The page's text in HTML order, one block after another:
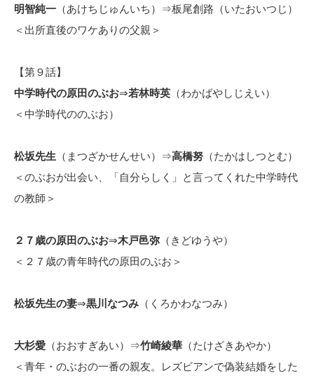
明智純一 （あけちじゅんいち）⇒板尾創路（いたおいつじ）
＜出所直後のワケありの父親＞
【第９話】
中学時代の原田のぶお⇒若林時英 （わかばやしじえい）
＜中学時代ののぶお）
松坂先生 （まつざかせんせい）⇒高橋努 （たかはしつとむ）
＜のぶおが出会い、「自分らしく」と言ってくれた中学時代
の教師＞
２７歳の原田のぶお⇒木戸邑弥 （きどゆうや）
＜２７歳の青年時代の原田のぶお＞
松坂先生の妻⇒黒川なつみ （くろかわなつみ）
大杉愛 （おおすぎあい）⇒竹崎綾華 （たけざきあやか）
＜青年・のぶおの一番の親友。レズビアンで偽装結婚をした